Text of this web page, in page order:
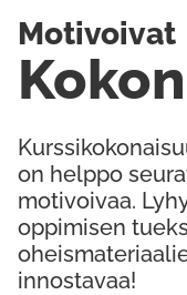
on helppo
motivoivaa.
oppimisen
innostavaa!
Motivoivat